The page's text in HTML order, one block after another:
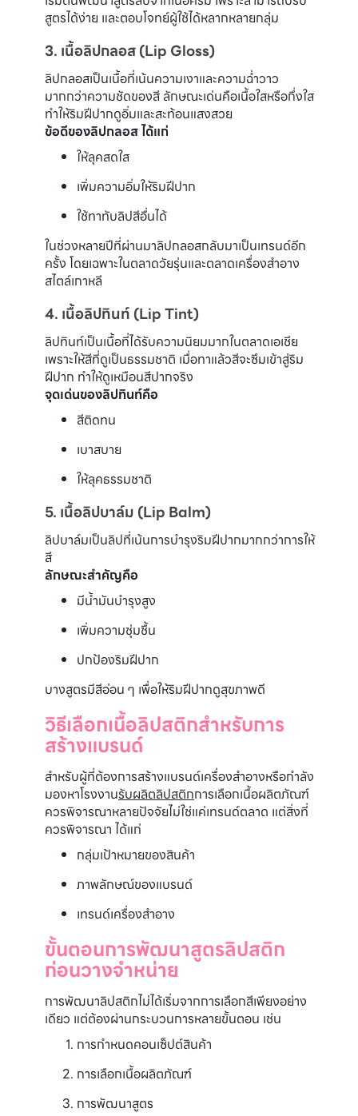
สูตรได้ง่าย และตอบโจทย์ผู้ใช้ได้หลากหลายกลุ่ม
3. เนื้อลิปกลอส (Lip Gloss)
ลิปกลอสเป็นเนื้อที่เน้นความเงาและความฉ่ำวาว
มากกว่าความชัดของสี ลักษณะเด่นคือเนื้อใสหรือกึ่งใส
ทำให้ริมฝีปากดูอิ่มและสะท้อนแสงสวย
ข้อดีของลิปกลอส ได้แก่
ให้ลุคสดใส
เพิ่มความอิ่มให้ริมฝีปาก
ใช้ทาทับลิปสีอื่นได้
ในช่วงหลายปีที่ผ่านมาลิปกลอสกลับมาเป็นเทรนด์อีก
ครั้ง โดยเฉพาะในตลาดวัยรุ่นและตลาดเครื่องสำอาง
สไตล์เกาหลี
4. เนื้อลิปทินท์ (Lip Tint)
ลิปทินท์เป็นเนื้อที่ได้รับความนิยมมากในตลาดเอเชีย
เพราะให้สีที่ดูเป็นธรรมชาติ เมื่อทาแล้วสีจะซึมเข้าสู่ริม
ฝีปาก ทำให้ดูเหมือนสีปากจริง
จุดเด่นของลิปทินท์คือ
สีติดทน
เบาสบาย
ให้ลุคธรรมชาติ
5. เนื้อลิปบาล์ม (Lip Balm)
ลิปบาล์มเป็นลิปที่เน้นการบำรุงริมฝีปากมากกว่าการให้
สี
ลักษณะสำคัญคือ
มีน้ำมันบำรุงสูง
เพิ่มความชุ่มชื้น
ปกป้องริมฝีปาก
บางสูตรมีสีอ่อน ๆ เพื่อให้ริมฝีปากดูสุขภาพดี
วิธีเลือกเนื้อลิปสติกสำหรับการ
สร้างแบรนด์
สำหรับผู้ที่ต้องการสร้างแบรนด์เครื่องสำอางหรือกำลัง
มองหาโรงงานรับผลิตลิปสติกการเลือกเนื้อผลิตภัณฑ์
ควรพิจารณาหลายปัจจัยไม่ใช่แค่เทรนด์ตลาด แต่สิ่งที่
ควรพิจารณา ได้แก่
กลุ่มเป้าหมายของสินค้า
ภาพลักษณ์ของแบรนด์
เทรนด์เครื่องสำอาง
ขั้นตอนการพัฒนาสูตรลิปสติก
ก่อนวางจำหน่าย
การพัฒนาลิปสติกไม่ได้เริ่มจากการเลือกสีเพียงอย่าง
เดียว แต่ต้องผ่านกระบวนการหลายขั้นตอน เช่น
การกำหนดคอนเซ็ปต์สินค้า
การเลือกเนื้อผลิตภัณฑ์
การพัฒนาสูตร